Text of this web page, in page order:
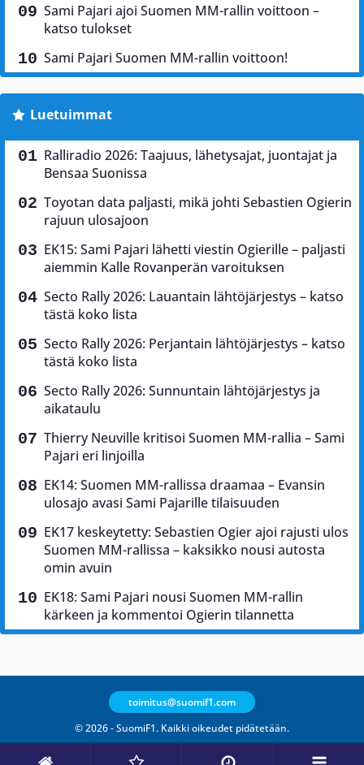
Sami Pajari ajoi Suomen MM-rallin voittoon –
katso tulokset
Sami Pajari Suomen MM-rallin voittoon!
Luetuimmat
Ralliradio 2026: Taajuus, lähetysajat, juontajat ja
Bensaa Suonissa
Toyotan data paljasti, mikä johti Sebastien Ogierin
rajuun ulosajoon
EK15: Sami Pajari lähetti viestin Ogierille – paljasti
aiemmin Kalle Rovanperän varoituksen
Secto Rally 2026: Lauantain lähtöjärjestys – katso
tästä koko lista
Secto Rally 2026: Perjantain lähtöjärjestys – katso
tästä koko lista
Secto Rally 2026: Sunnuntain lähtöjärjestys ja
aikataulu
Thierry Neuville kritisoi Suomen MM-rallia – Sami
Pajari eri linjoilla
EK14: Suomen MM-rallissa draamaa – Evansin
ulosajo avasi Sami Pajarille tilaisuuden
EK17 keskeytetty: Sebastien Ogier ajoi rajusti ulos
Suomen MM-rallissa – kaksikko nousi autosta
omin avuin
EK18: Sami Pajari nousi Suomen MM-rallin
kärkeen ja kommentoi Ogierin tilannetta
© 2026 - SuomiF1. Kaikki oikeudet pidätetään.
toimitus@suomif1.com